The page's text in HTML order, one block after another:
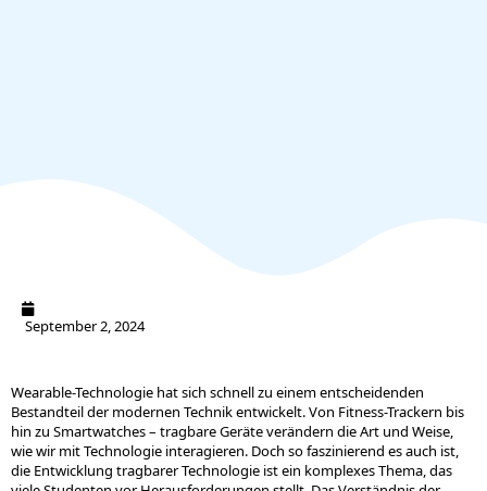
September 2, 2024
Wearable-Technologie hat sich schnell zu einem entscheidenden
Bestandteil der modernen Technik entwickelt. Von Fitness-Trackern bis
hin zu Smartwatches – tragbare Geräte verändern die Art und Weise,
wie wir mit Technologie interagieren. Doch so faszinierend es auch ist,
die Entwicklung tragbarer Technologie ist ein komplexes Thema, das